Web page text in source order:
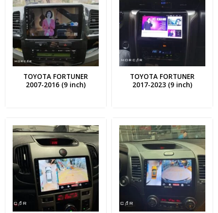
TOYOTA FORTUNER
2007-2016 (9 inch)
TOYOTA FORTUNER
2017-2023 (9 inch)